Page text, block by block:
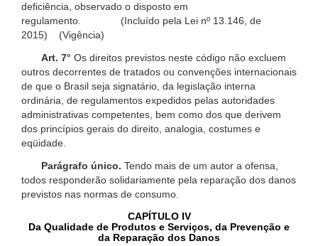
deficiência, observado o disposto em
regulamento. (Incluído pela Lei nº 13.146, de
2015) (Vigência)
Art. 7° Os direitos previstos neste código não excluem
outros decorrentes de tratados ou convenções internacionais
de que o Brasil seja signatário, da legislação interna
ordinária, de regulamentos expedidos pelas autoridades
administrativas competentes, bem como dos que derivem
dos princípios gerais do direito, analogia, costumes e
eqüidade.
Parágrafo único. Tendo mais de um autor a ofensa,
todos responderão solidariamente pela reparação dos danos
previstos nas normas de consumo.
CAPÍTULO IV
Da Qualidade de Produtos e Serviços, da Prevenção e
da Reparação dos Danos